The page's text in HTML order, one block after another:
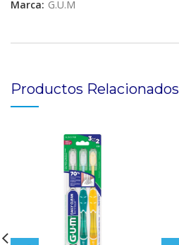
Marca: G.U.M
Productos Relacionados